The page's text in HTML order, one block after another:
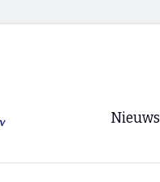
Nieuws